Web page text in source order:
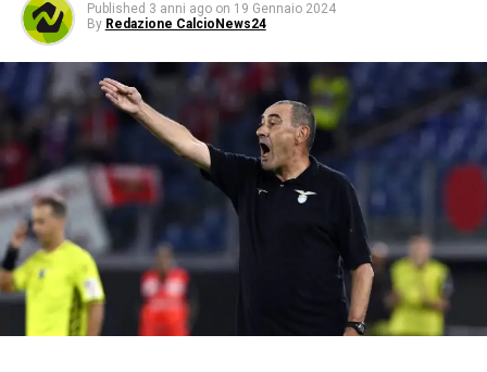
Published 3 anni ago on 19 Gennaio 2024
By Redazione CalcioNews24